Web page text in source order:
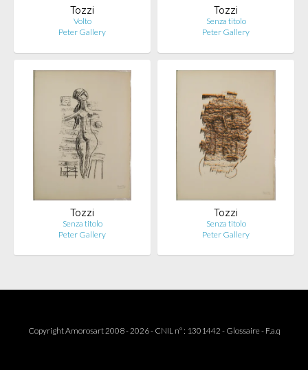
Tozzi
Volto
Peter Gallery
Tozzi
Senza titolo
Peter Gallery
Tozzi
Senza titolo
Peter Gallery
Tozzi
Senza titolo
Peter Gallery
Copyright Amorosart 2008 - 2026 - CNIL n° : 1301442 - Glossaire- F.a.q